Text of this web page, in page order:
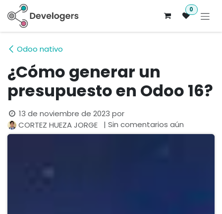
Ir al contenido 0
Odoo nativo
¿Cómo generar un
presupuesto en Odoo 16?
13 de noviembre de 2023 por
CORTEZ HUEZA JORGE
| Sin comentarios aún